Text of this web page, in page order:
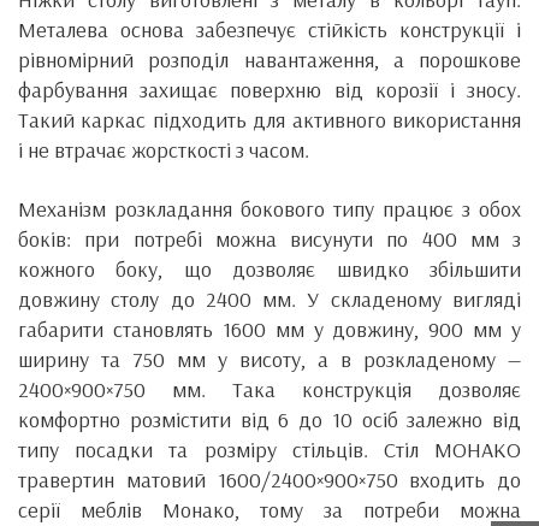
Металева основа забезпечує стійкість конструкції і
рівномірний розподіл навантаження, а порошкове
фарбування захищає поверхню від корозії і зносу.
Такий каркас підходить для активного використання
і не втрачає жорсткості з часом.
Механізм розкладання бокового типу працює з обох
боків: при потребі можна висунути по 400 мм з
кожного боку, що дозволяє швидко збільшити
довжину столу до 2400 мм. У складеному вигляді
габарити становлять 1600 мм у довжину, 900 мм у
ширину та 750 мм у висоту, а в розкладеному —
2400×900×750 мм. Така конструкція дозволяє
комфортно розмістити від 6 до 10 осіб залежно від
типу посадки та розміру стільців. Стіл МОНАКО
травертин матовий 1600/2400×900×750 входить до
серії меблів Монако, тому за потреби можна